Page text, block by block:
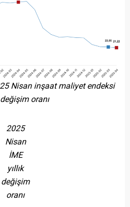
Nisan inşaat maliyet endeksi
değişim oranı
2025
Nisan
İME
yıllık
değişim
oranı